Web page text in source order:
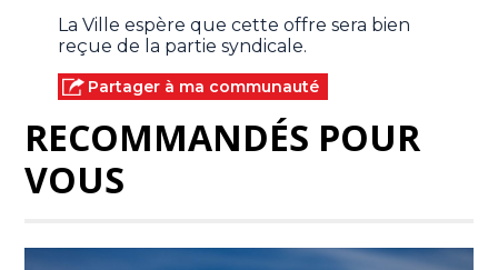
La Ville espère que cette offre sera bien
reçue de la partie syndicale.
Partager à ma communauté
RECOMMANDÉS POUR
VOUS